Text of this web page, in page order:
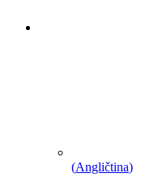
(Angličtina)